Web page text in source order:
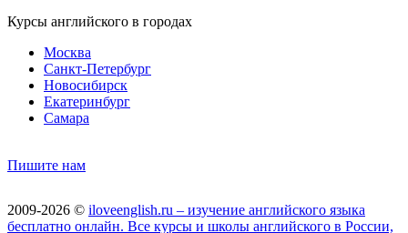
Курсы английского в городах
Москва
Санкт-Петербург
Новосибирск
Екатеринбург
Самара
Пишите нам
2009-2026 © iloveenglish.ru – изучение английского языка
бесплатно онлайн. Все курсы и школы английского в России,